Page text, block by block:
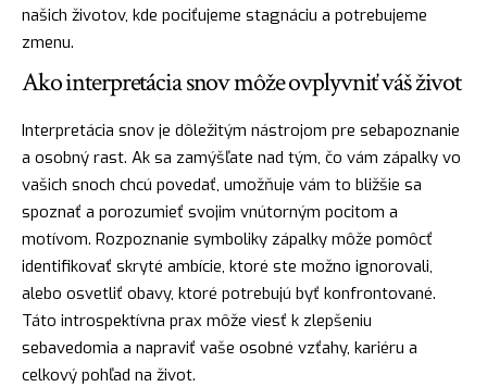
našich životov, kde pociťujeme stagnáciu a potrebujeme
zmenu.
Ako interpretácia snov môže ovplyvniť váš život
Interpretácia snov je dôležitým nástrojom pre sebapoznanie
a osobný rast. Ak sa zamýšľate nad tým, čo vám zápalky vo
vašich snoch chcú povedať, umožňuje vám to bližšie sa
spoznať a porozumieť svojim vnútorným pocitom a
motívom. Rozpoznanie symboliky zápalky môže pomôcť
identifikovať skryté ambície, ktoré ste možno ignorovali,
alebo osvetliť obavy, ktoré potrebujú byť konfrontované.
Táto introspektívna prax môže viesť k zlepšeniu
sebavedomia a napraviť vaše osobné vzťahy, kariéru a
celkový pohľad na život.